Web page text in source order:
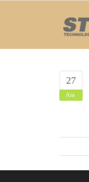
27
Ara